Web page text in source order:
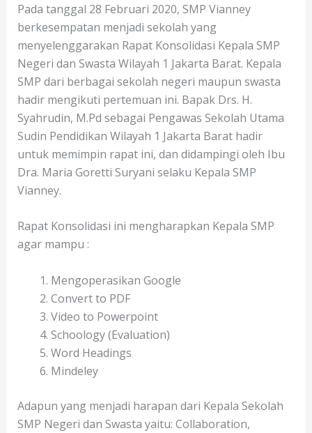
Pada tanggal 28 Februari 2020, SMP Vianney
berkesempatan menjadi sekolah yang
menyelenggarakan Rapat Konsolidasi Kepala SMP
Negeri dan Swasta Wilayah 1 Jakarta Barat. Kepala
SMP dari berbagai sekolah negeri maupun swasta
hadir mengikuti pertemuan ini. Bapak Drs. H.
Syahrudin, M.Pd sebagai Pengawas Sekolah Utama
Sudin Pendidikan Wilayah 1 Jakarta Barat hadir
untuk memimpin rapat ini, dan didampingi oleh Ibu
Dra. Maria Goretti Suryani selaku Kepala SMP
Vianney.
Rapat Konsolidasi ini mengharapkan Kepala SMP
agar mampu :
Mengoperasikan Google
Convert to PDF
Video to Powerpoint
Schoology (Evaluation)
Word Headings
Mindeley
Adapun yang menjadi harapan dari Kepala Sekolah
SMP Negeri dan Swasta yaitu: Collaboration,